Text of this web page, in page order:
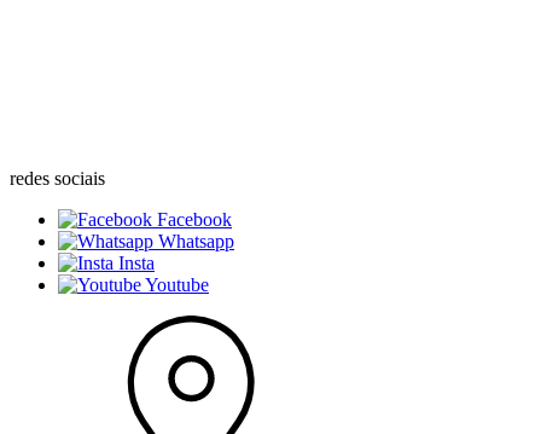
redes sociais
Facebook
Whatsapp
Insta
Youtube